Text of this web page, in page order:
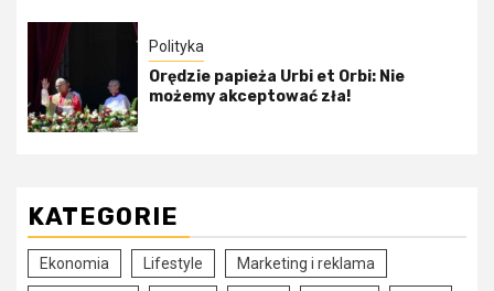
Polityka
Orędzie papieża Urbi et Orbi: Nie
możemy akceptować zła!
KATEGORIE
Ekonomia Lifestyle Marketing i reklama